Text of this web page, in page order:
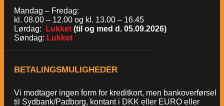
Mandag – Fredag:
kl. 08.00 – 12.00 og kl. 13.00 – 16.45
Lørdag:
Lukket (til og med d. 05.09.2026)
Søndag: Lukket
BETALINGSMULIGHEDER
Vi modtager ingen form for kreditkort, men bankoverførsel
til Sydbank/Padborg, kontant i DKK eller EURO eller